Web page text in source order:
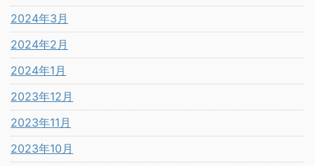
2024年3月
2024年2月
2024年1月
2023年12月
2023年11月
2023年10月